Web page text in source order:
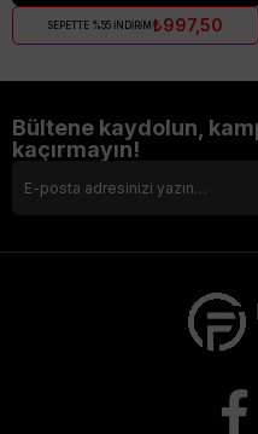
SEPETTE %55 İNDİRİM ₺997,50
Bültene kaydolun,
kaçırmayın!